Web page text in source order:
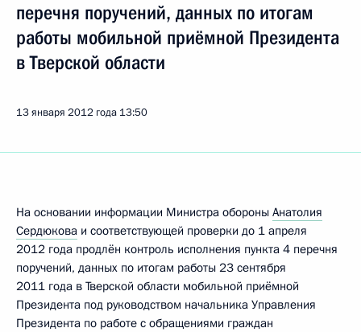
перечня поручений, данных по итогам
работы мобильной приёмной Президента
в Тверской области
13 января 2012 года 13:50
На основании информации Министра обороны Анатолия
Сердюкова и соответствующей проверки до 1 апреля
2012 года продлён контроль исполнения пункта 4 перечня
поручений, данных по итогам работы 23 сентября
2011 года в Тверской области мобильной приёмной
Президента под руководством начальника Управления
Президента по работе с обращениями граждан